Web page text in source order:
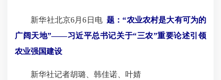
新华社北京6月6日电 题：“农业农村是大有可为的
广阔天地”——习近平总书记关于“三农”重要论述引领
农业强国建设
新华社记者胡璐、韩佳诺、叶婧